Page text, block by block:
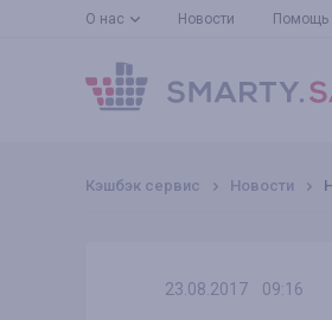
О нас Новости Помощь
Кэшбэк сервис Новости
23.08.2017 09:16